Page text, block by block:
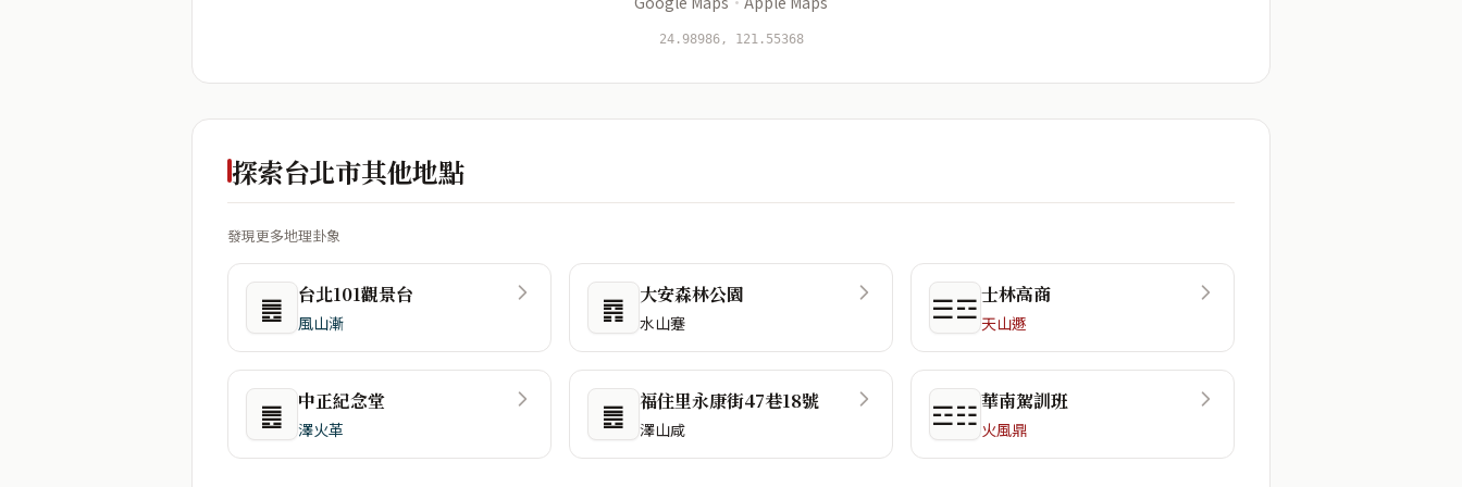
24.98986, 121.55368
探索台北市其他地點
發現更多地理卦象
䷌ 台北101觀景台
風山漸 ䷴ 大安森林公園
水山蹇 ☰☲士林高商
天山遯
䷌ 中正紀念堂
澤火革 ䷌ 福住里永康街47巷18號
澤山咸 ☲☷華南駕訓班
火風鼎